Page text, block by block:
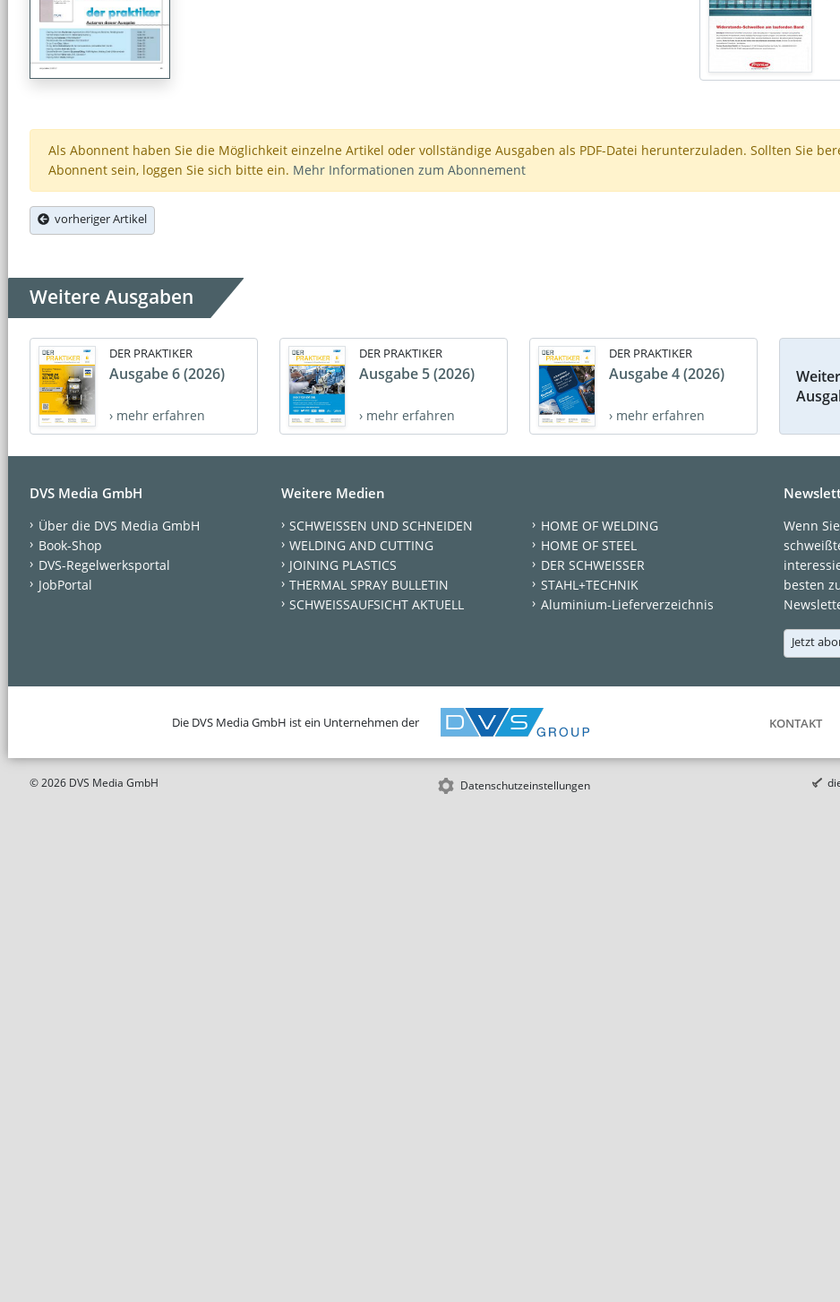
Als Abonnent haben Sie die Möglichkeit einzelne Artikel oder vollständige Ausgaben als PDF-Datei herunterzuladen. Sollten Sie
Abonnent sein, loggen Sie sich bitte ein. Mehr Informationen zum Abonnement
vorheriger Artikel
Weitere Ausgaben
DER PRAKTIKER
Ausgabe 6 (2026)
› mehr erfahren
DER PRAKTIKER
Ausgabe 5 (2026)
› mehr erfahren
DER PRAKTIKER
Ausgabe 4 (2026)
› mehr erfahren
DVS Media GmbH
Über die DVS Media GmbH
Book-Shop
DVS-Regelwerksportal
JobPortal
Weitere Medien
SCHWEISSEN UND SCHNEIDEN
WELDING AND CUTTING
JOINING PLASTICS
THERMAL SPRAY BULLETIN
SCHWEISSAUFSICHT AKTUELL
HOME OF WELDING
HOME OF STEEL
DER SCHWEISSER
STAHL+TECHNIK
Aluminium-Lieferverzeichnis
Wenn
besten
Jetzt
Die DVS Media GmbH ist ein Unternehmen der KONTAKT
© 2026 DVS Media GmbH Datenschutzeinstellungen